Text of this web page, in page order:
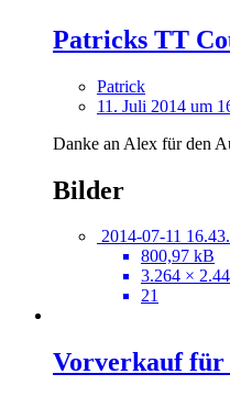
Patricks TT
Patrick
11. Juli 2014 um
Danke an Alex für den
Bilder
2014-07-11
800,97 kB
3.264 ×
21
Vorverkauf für